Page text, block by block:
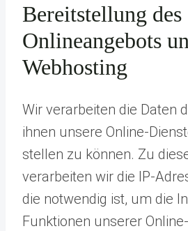
Bereitstellung des
Onlineangebots
Webhosting
Wir verarbeiten die Daten
ihnen unsere Online-
stellen zu können. Zu
verarbeiten wir die IP-
die notwendig ist, um die
Funktionen unserer